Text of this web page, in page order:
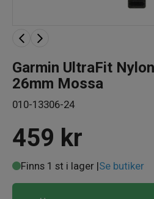
Garmin UltraFit
26mm Mossa
010-13306-24
459 kr
Finns 1 st i lager |Se butiker